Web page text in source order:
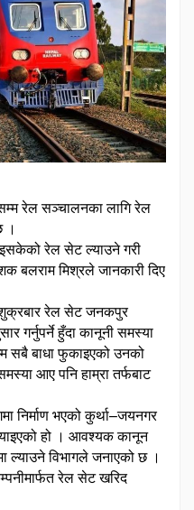
रेल सञ्चालनका लागि रेल
।
रेल सेट ल्याउने गरी
बलराम मिश्रले जानकारी दिए
रेल सेट जनकपुर
गर्नुपर्ने हुँदा कानूनी समस्या
सबै बाधा फुकाइएको उनको
आए पनि हाम्रा तर्फबाट
निर्माण भएको कुर्था–जयनगर
हो । आवश्यक कानून
ल्याउने विभागले जनाएको छ ।
रेल सेट खरिद